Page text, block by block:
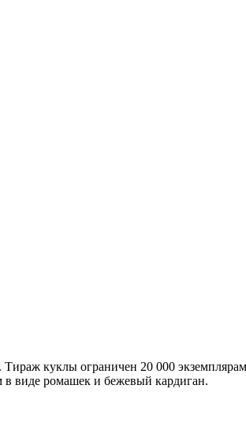
куклы ограничен 20 000
в виде ромашек и бежевый кардиган.